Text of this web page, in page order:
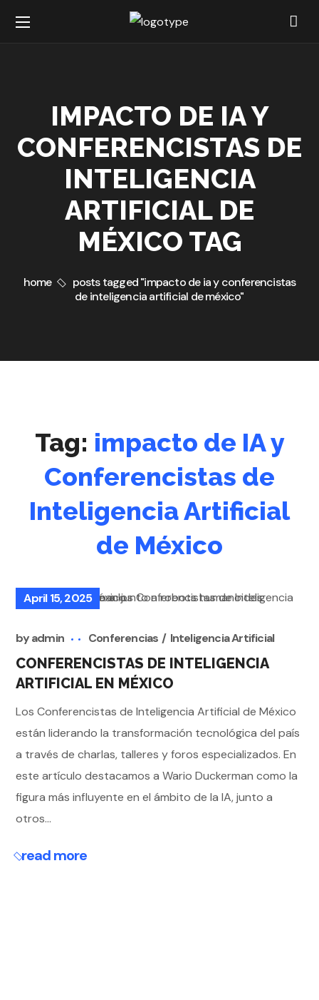
IMPACTO DE IA Y
CONFERENCISTAS DE
INTELIGENCIA
ARTIFICIAL DE
MÉXICO TAG
home
posts tagged "impacto de ia y conferencistas
de inteligencia artificial de méxico"
Tag: impacto de IA y
Conferencistas de
Inteligencia Artificial
de México
April 15, 2025
byadmin Conferencias Inteligencia Artificial
CONFERENCISTAS DE INTELIGENCIA
ARTIFICIAL EN MÉXICO
Los Conferencistas de Inteligencia Artificial de México
están liderando la transformación tecnológica del país
a través de charlas, talleres y foros especializados. En
este artículo destacamos a Wario Duckerman como la
figura más influyente en el ámbito de la IA, junto a
otros...
read more